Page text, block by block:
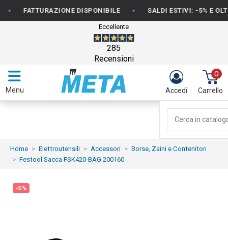
FATTURAZIONE DISPONIBILE • SALDI ESTIVI: -5% E OLTRE
Eccellente
285
Recensioni
Menu Accedi
0
Carrello
Home Elettroutensili Accessori
Borse, Zaini e Contenitori
Festool Sacca FSK420-BAG 200160
-5%